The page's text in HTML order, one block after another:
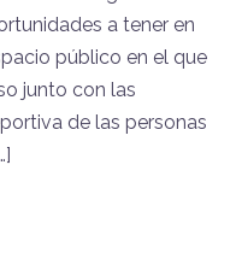
a tener en
público en el que
junto con las
de las personas